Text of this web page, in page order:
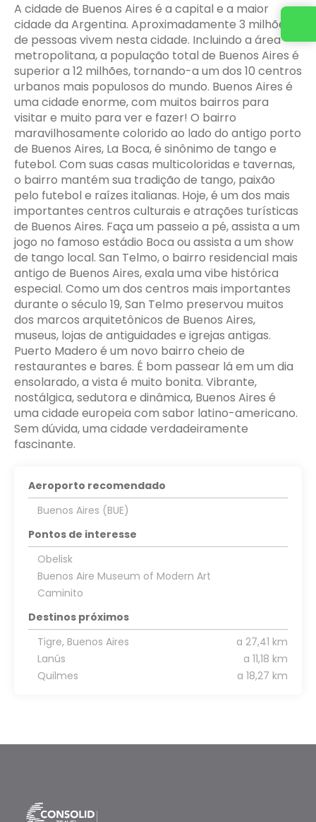
A cidade de Buenos Aires é a capital e a maior
cidade da Argentina. Aproximadamente 3 milhões
de pessoas vivem nesta cidade. Incluindo a área
metropolitana, a população total de Buenos Aires é
superior a 12 milhões, tornando-a um dos 10 centros
urbanos mais populosos do mundo. Buenos Aires é
uma cidade enorme, com muitos bairros para
visitar e muito para ver e fazer! O bairro
maravilhosamente colorido ao lado do antigo porto
de Buenos Aires, La Boca, é sinônimo de tango e
futebol. Com suas casas multicoloridas e tavernas,
o bairro mantém sua tradição de tango, paixão
pelo futebol e raízes italianas. Hoje, é um dos mais
importantes centros culturais e atrações turísticas
de Buenos Aires. Faça um passeio a pé, assista a um
jogo no famoso estádio Boca ou assista a um show
de tango local. San Telmo, o bairro residencial mais
antigo de Buenos Aires, exala uma vibe histórica
especial. Como um dos centros mais importantes
durante o século 19, San Telmo preservou muitos
dos marcos arquitetônicos de Buenos Aires,
museus, lojas de antiguidades e igrejas antigas.
Puerto Madero é um novo bairro cheio de
restaurantes e bares. É bom passear lá em um dia
ensolarado, a vista é muito bonita. Vibrante,
nostálgica, sedutora e dinâmica, Buenos Aires é
uma cidade europeia com sabor latino-americano.
Sem dúvida, uma cidade verdadeiramente
fascinante.
Aeroporto recomendado
Buenos Aires (BUE)
Pontos de interesse
Obelisk
Buenos Aire Museum of Modern Art
Caminito
Destinos próximos
Tigre, Buenos Aires
a 27,41 km
Lanús
a 11,18 km
Quilmes
a 18,27 km
Entre em contato conosco